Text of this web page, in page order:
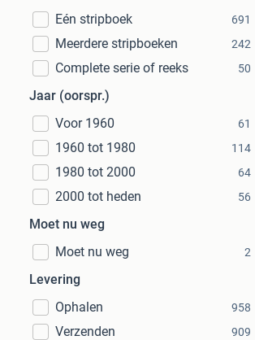
Eén stripboek
691
Meerdere stripboeken 242
Complete serie of reeks 50
Jaar (oorspr.)
Voor 1960
61
1960 tot 1980 114
1980 tot 2000 64
2000 tot heden 56
Moet nu weg
Moet nu weg
2
Levering
Ophalen
958
Verzenden 909